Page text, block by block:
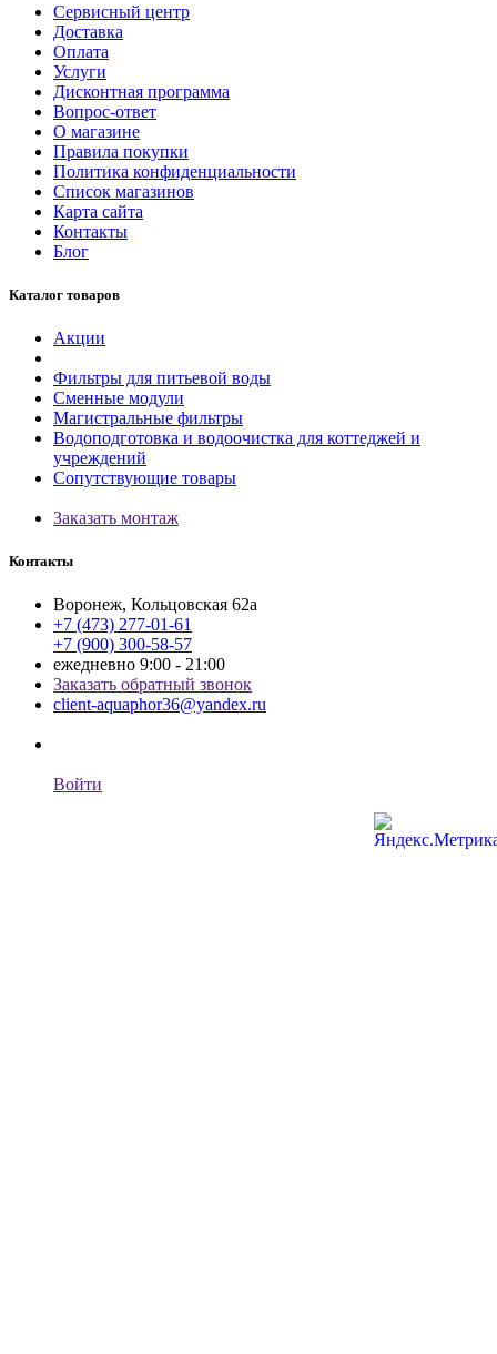
Сервисный центр
Доставка
Оплата
Услуги
Дисконтная программа
Вопрос-ответ
О магазине
Правила покупки
Политика конфиденциальности
Список магазинов
Карта сайта
Контакты
Блог
Каталог товаров
Акции
Фильтры для питьевой воды
Сменные модули
Магистральные фильтры
Водоподготовка и водоочистка для коттеджей и
учреждений
Сопутствующие товары
Заказать монтаж
Контакты
Воронеж, Кольцовская 62а
+7 (473) 277-01-61
+7 (900) 300-58-57
ежедневно 9:00 - 21:00
Заказать обратный звонок
client-aquaphor36@yandex.ru
Войти